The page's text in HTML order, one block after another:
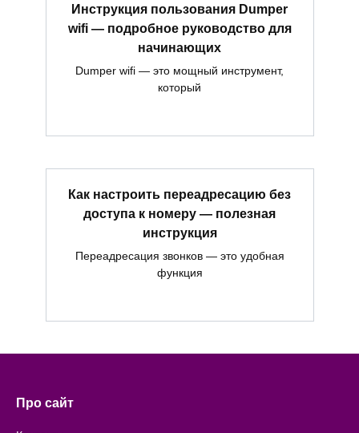
Инструкция пользования Dumper
wifi — подробное руководство для
начинающих
Dumper wifi — это мощный инструмент,
который
Как настроить переадресацию без
доступа к номеру — полезная
инструкция
Переадресация звонков — это удобная
функция
Про сайт